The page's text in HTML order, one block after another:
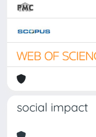
social impact